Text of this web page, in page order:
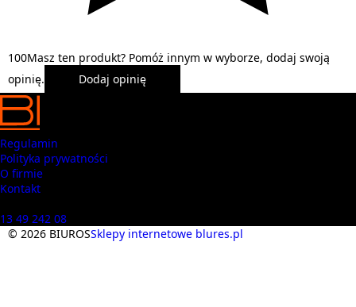
100Masz ten produkt? Pomóż innym w wyborze, dodaj swoją
opinię.
Dodaj opinię
Regulamin
Polityka prywatności
O firmie
Kontakt
13 49 242 08
© 2026 BIUROSSklepy internetowe blures.pl